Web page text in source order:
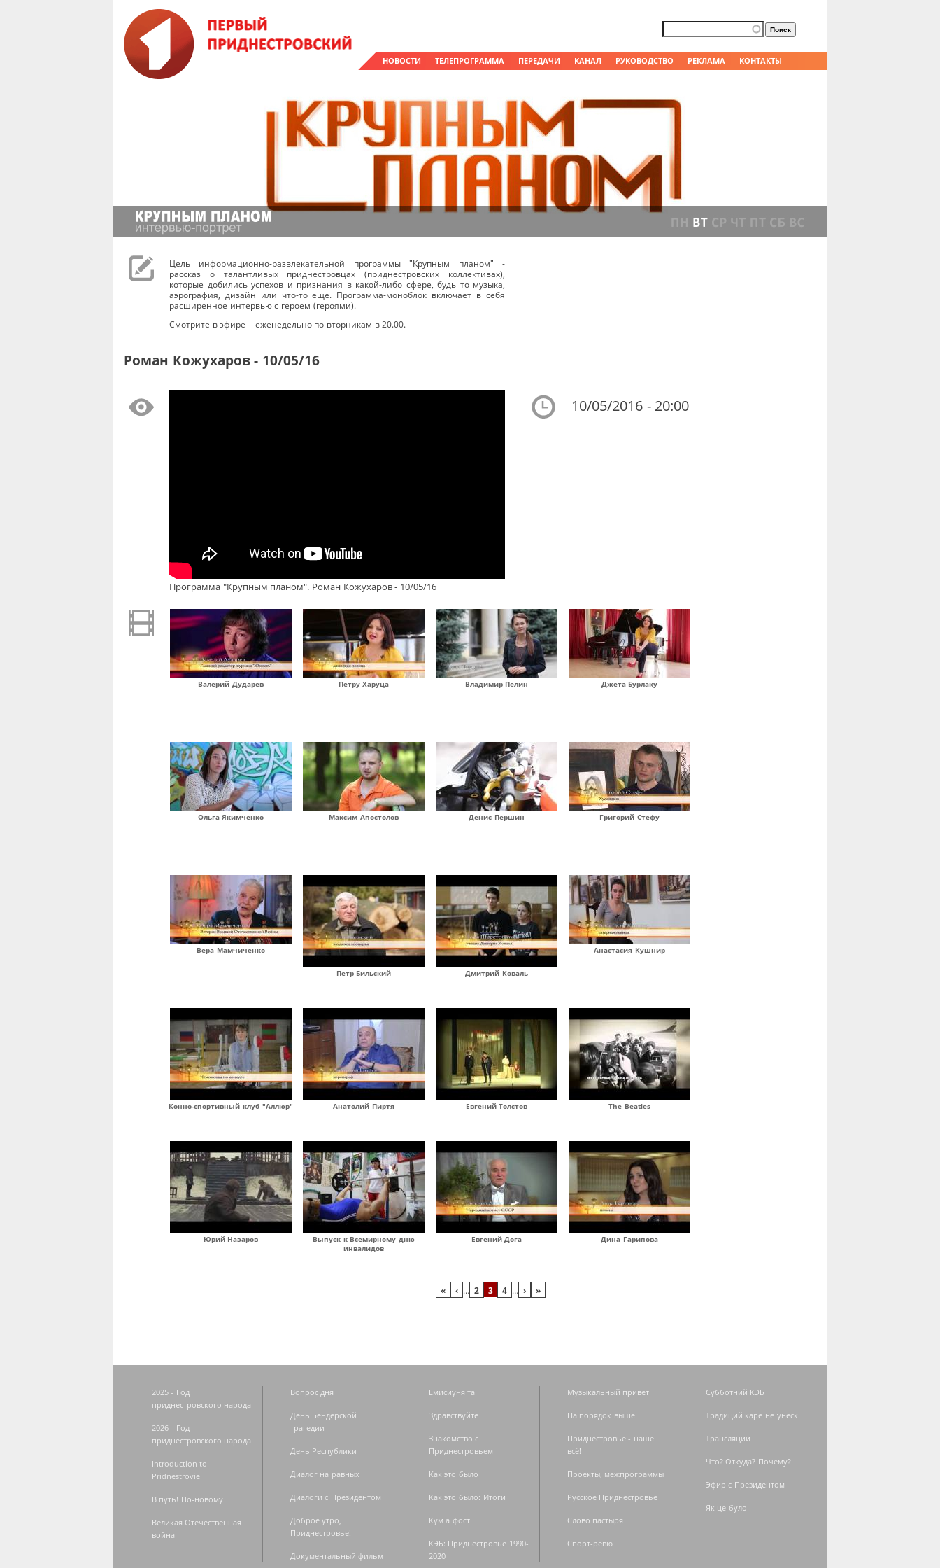
НОВОСТИ ТЕЛЕПРОГРАММА ПЕРЕДАЧИ КАНАЛ РУКОВОДСТВО РЕКЛАМА КОНТАКТЫ
Форма поиска
Поиск
Цель информационно-развлекательной программы "Крупным планом" -
рассказ о талантливых приднестровцах (приднестровских коллективах),
которые добились успехов и признания в какой-либо сфере, будь то музыка,
аэрография, дизайн или что-то еще. Программа-моноблок включает в себя
расширенное интервью с героем (героями).
Смотрите в эфире – еженедельно по вторникам в 20.00.
Роман Кожухаров - 10/05/16
Программа "Крупным планом". Роман Кожухаров - 10/05/16
10/05/2016 - 20:00
Валерий Дударев Петру Харуца Владимир Пелин Джета Бурлаку
Ольга Якимченко Максим Апостолов Денис Першин Григорий Стефу
Вера Мамчиченко
Петр Бильский Дмитрий Коваль
Анастасия Кушнир
Конно-спортивный клуб "Аллюр" Анатолий Пиртя Евгений Толстов The Beatles
Юрий Назаров
Выпуск к Всемирному дню
инвалидов
Евгений Дога Дина Гарипова
« ‹ … 2 3 4 … › »
2025 - Год
приднестровского народа
2026 - Год
приднестровского народа
Introduction to
Pridnestrovie
В путь! По-новому
Великая Отечественная
война
Вопрос дня
День Бендерской
трагедии
День Республики
Диалог на равных
Диалоги с Президентом
Доброе утро,
Приднестровье!
Документальный фильм
Емисиуня та
Здравствуйте
Знакомство с
Приднестровьем
Как это было
Как это было: Итоги
Кум а фост
КЭБ: Приднестровье 1990-
2020
Музыкальный привет
На порядок выше
Приднестровье - наше
всё!
Проекты, межпрограммы
Русское Приднестровье
Слово пастыря
Спорт-ревю
Субботний КЭБ
Традиций каре не унеск
Трансляции
Что? Откуда? Почему?
Эфир с Президентом
Як це було